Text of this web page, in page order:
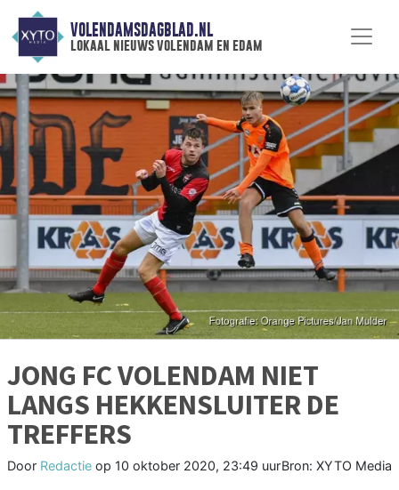
VOLENDAMSDAGBLAD.NL
lokaal nieuws volendam en edam
JONG FC VOLENDAM NIET
LANGS HEKKENSLUITER DE
TREFFERS
Door Redactie op 10 oktober 2020, 23:49 uurBron: XYTO Media